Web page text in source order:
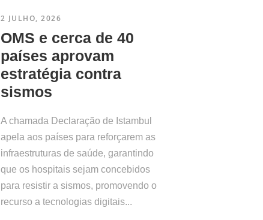
2 JULHO, 2026
OMS e cerca de 40
países aprovam
estratégia contra
sismos
A chamada Declaração de Istambul
apela aos países para reforçarem as
infraestruturas de saúde, garantindo
que os hospitais sejam concebidos
para resistir a sismos, promovendo o
recurso a tecnologias digitais...